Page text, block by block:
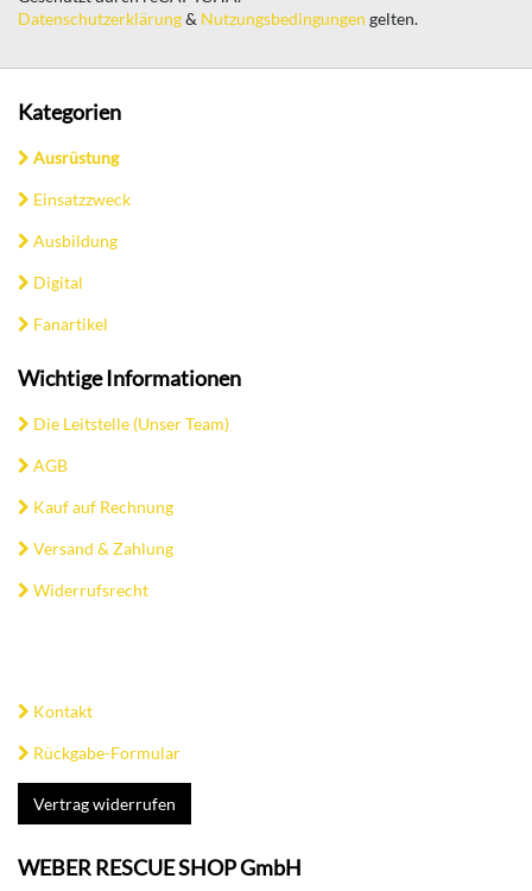
Datenschutzerklärung& Nutzungsbedingungen gelten.
Kategorien
Ausrüstung
Einsatzzweck
Ausbildung
Digital
Fanartikel
Wichtige Informationen
Die Leitstelle (Unser Team)
AGB
Kauf auf Rechnung
Versand & Zahlung
Widerrufsrecht
Kontakt
Rückgabe-Formular
Vertrag widerrufen
WEBER RESCUE SHOP GmbH